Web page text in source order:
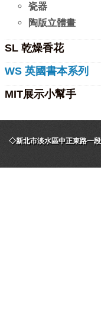
瓷器
陶版立體畫
SL 乾燥香花
WS 英國書本系列
MIT展示小幫手
◇新北市淡水區中正東路一